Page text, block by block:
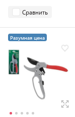
Сравнить
Разумная цена